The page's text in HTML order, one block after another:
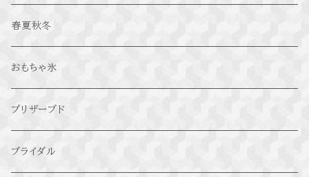
氷華SS
カーネーション氷華
氷華～禄～
春夏秋冬
おもちゃ氷
プリザーブド
ブライダル